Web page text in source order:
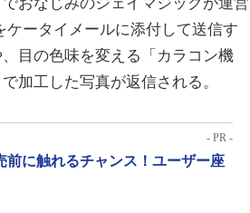
ータイメールに添付して送信す
目の色味を変える「カラコン機
加工した写真が返信される。
- PR -
に触れるチャンス！ユーザー座